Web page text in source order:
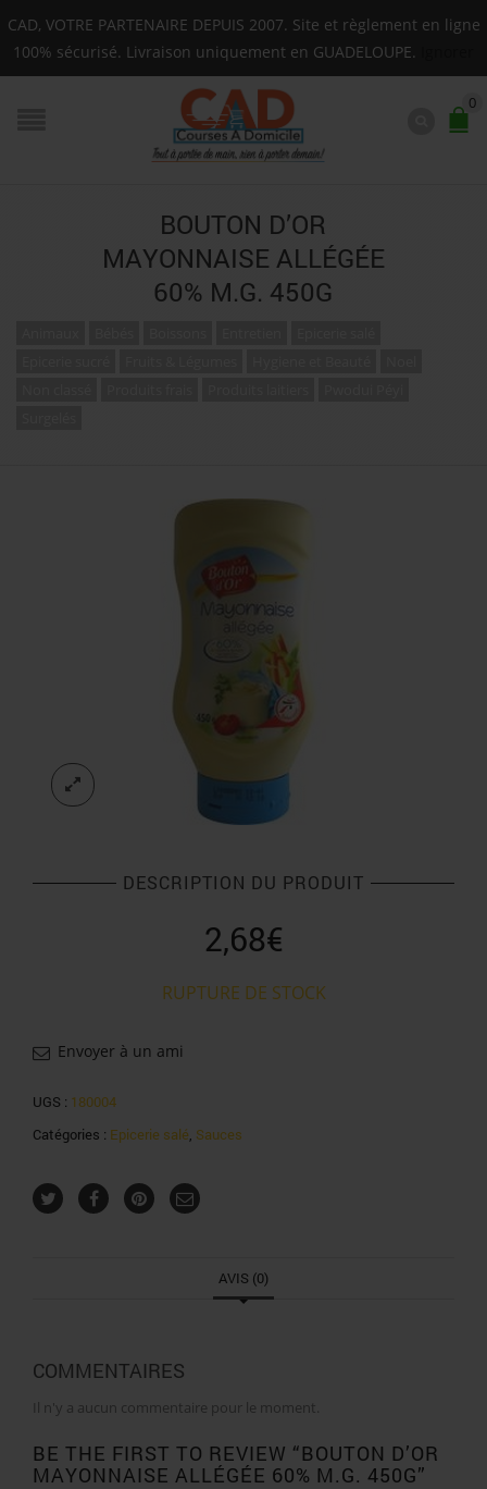
Livraison sur toute la Guadeloupe : Mardi, Jeudi,
0
BOUTON D’OR
MAYONNAISE ALLÉGÉE
60% M.G. 450G
DESCRIPTION DU PRODUIT
2,68€
RUPTURE DE STOCK
Envoyer à un ami
UGS : 180004
Catégories : Epicerie salé, Sauces
AVIS (0)
COMMENTAIRES
Il n'y a aucun commentaire pour le moment.
BE THE FIRST TO REVIEW “BOUTON D’OR
MAYONNAISE ALLÉGÉE 60% M.G. 450G”
CAD, VOTRE PARTENAIRE DEPUIS 2007. Site et règlement en ligne
100% sécurisé. Livraison uniquement en GUADELOUPE.